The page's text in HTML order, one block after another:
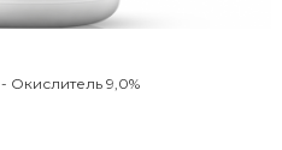
Wella Professional Welloxon Perfect - Окислитель 9,0%